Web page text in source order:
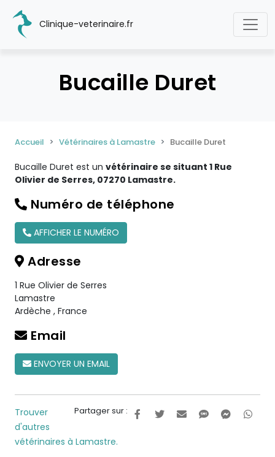
Clinique-veterinaire.fr
Bucaille Duret
Accueil Vétérinaires à Lamastre Bucaille Duret
Bucaille Duret est un vétérinaire se situant 1 Rue
Olivier de Serres, 07270 Lamastre.
Numéro de téléphone
AFFICHER LE NUMÉRO
Adresse
1 Rue Olivier de Serres
Lamastre
Ardèche , France
Email
ENVOYER UN EMAIL
Partager sur :
Trouver
d'autres
vétérinaires à Lamastre.